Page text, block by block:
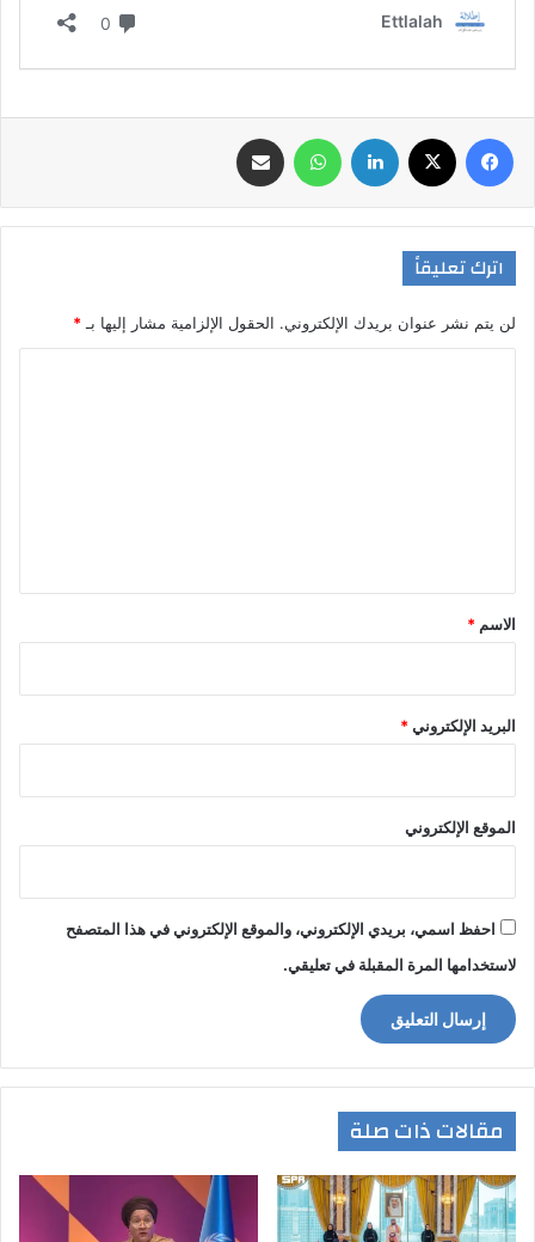
اترك تعليقاً
لن يتم نشر عنوان بريدك الإلكتروني. الحقول الإلزامية مشار إليها بـ *
*
الاسم *
البريد الإلكتروني*
الموقع الإلكتروني
احفظ اسمي، بريدي الإلكتروني، والموقع الإلكتروني في هذا المتصفح
لاستخدامها المرة المقبلة في تعليقي.
مقالات ذات صلة